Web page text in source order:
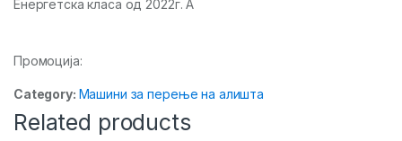
Енергетска класа од 2022г. A
Промоција:
Category: Машини за перење на алишта
Related products